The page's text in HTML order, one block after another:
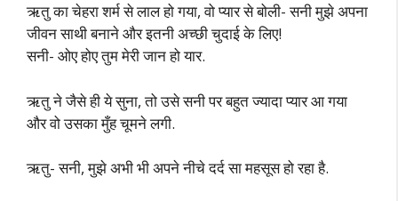
ऋतु का चेहरा शर्म से लाल हो गया, वो प्यार से बोली- सनी मुझे अपना
जीवन साथी बनाने और इतनी अच्छी चुदाई के लिए!
सनी- ओए होए तुम मेरी जान हो यार.
ऋतु ने जैसे ही ये सुना, तो उसे सनी पर बहुत ज्यादा प्यार आ गया
और वो उसका मुँह चूमने लगी.
ऋतु- सनी, मुझे अभी भी अपने नीचे दर्द सा महसूस हो रहा है.